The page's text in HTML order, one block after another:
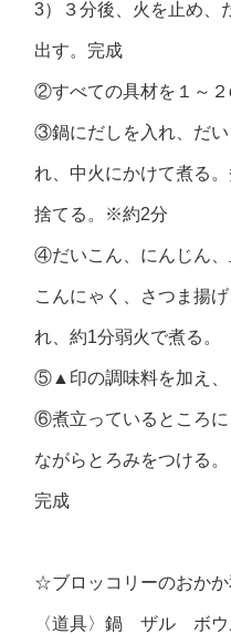
3）３分後、火を止め、
出す。完成
②すべての具材を１～２
③鍋にだしを入れ、だい
れ、中火にかけて煮る
捨てる。※約2分
④だいこん、にんじん、
こんにゃく、さつま揚
れ、約1分弱火で煮る。
⑤▲印の調味料を加え、
⑥煮立っているところ
ながらとろみをつける。
完成
☆ブロッコリーのおか
〈道具〉鍋 ザル ボ